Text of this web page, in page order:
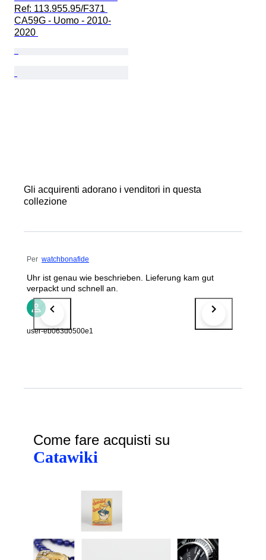
Ref: 113.955.95/F371
CA59G - Uomo - 2010-
2020
Gli acquirenti adorano i venditori in questa
collezione
Per watchbonafide
Uhr ist genau wie beschrieben. Lieferung kam gut
verpackt und schnell an.
user-eb063d0500e1
Come fare acquisti su
Catawiki